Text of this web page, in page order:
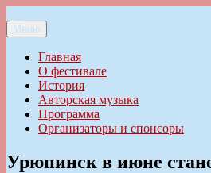
к
содержимому
Ильменский фестиваль авторской
Меню
Главная
О фестивале
История
Авторская музыка
Программа
Организаторы и спонсоры
Урюпинск в июне